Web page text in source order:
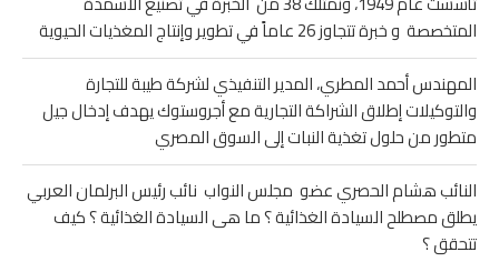
المتخصصة و خبرة تتجاوز 26 عاماً في تطوير وإنتاج المغذيات الحيوية
المهندس أحمد المطري، المدير التنفيذي لشركة طيبة للتجارة
والتوكيلات إطلاق الشراكة التجارية مع أجروستوك يهدف إدخال جيل
متطور من حلول تغذية النبات إلى السوق المصري
النائب هشام الحصري عضو مجلس النواب نائب رئيس البرلمان العربي
يطلق مصطلح السيادة الغذائية ؟ ما هى السيادة الغذائية ؟ كيف
تتحقق ؟